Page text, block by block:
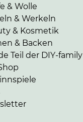
& Wolle
& Werkeln
& Kosmetik
& Backen
Teil der DIY-family